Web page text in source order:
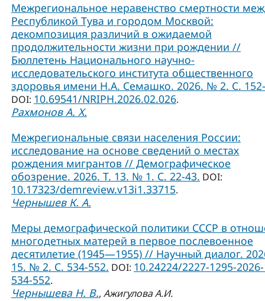
Межрегиональное неравенство смертности
Республикой Тува и городом Москвой:
декомпозиция различий в ожидаемой
продолжительности жизни при рождении //
Бюллетень Национального научно-
исследовательского института общественного
здоровья имени Н.А. Семашко. 2026. № 2. С.
DOI: 10.69541/NRIPH.2026.02.026.
Рахмонов А. Х.
Межрегиональные связи населения России:
исследование на основе сведений о местах
рождения мигрантов // Демографическое
обозрение. 2026. Т. 13. № 1. С. 22-43. DOI:
10.17323/demreview.v13i1.33715.
Чернышев К. А.
Меры демографической политики СССР в
многодетных матерей в первое послевоенное
десятилетие (1945—1955) // Научный диалог.
15. № 2. С. 534-552. DOI: 10.24224/2227-1295-
534-552.
Чернышева Н. В., Ажигулова А.И.